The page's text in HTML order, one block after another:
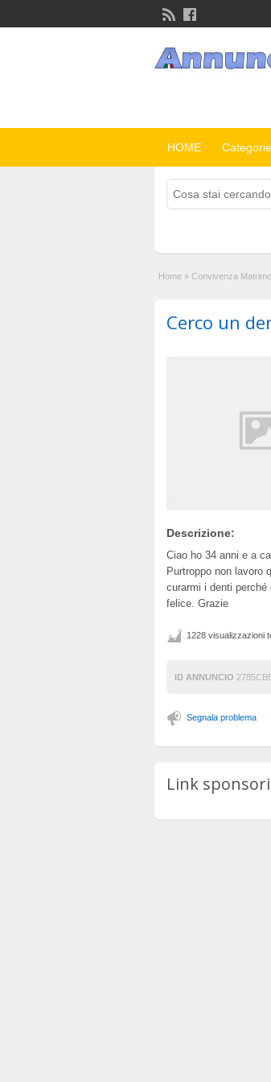
HOME Categorie
Home » Convivenza
Cerco un
Descrizione:
Ciao ho 34 anni e a
Purtroppo non lavoro
curarmi i denti
felice. Grazie
1228 visualizzazioni
ID ANNUNCIO
Segnala problema
Link